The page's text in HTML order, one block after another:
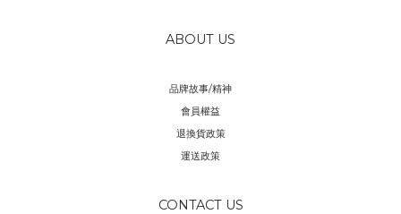
ABOUT US
品牌故事/精神
會員權益
退換貨政策
運送政策
CONTACT US